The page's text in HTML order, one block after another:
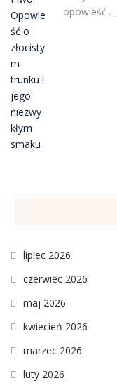
opowieść …
lipiec 2026
czerwiec 2026
maj 2026
kwiecień 2026
marzec 2026
luty 2026